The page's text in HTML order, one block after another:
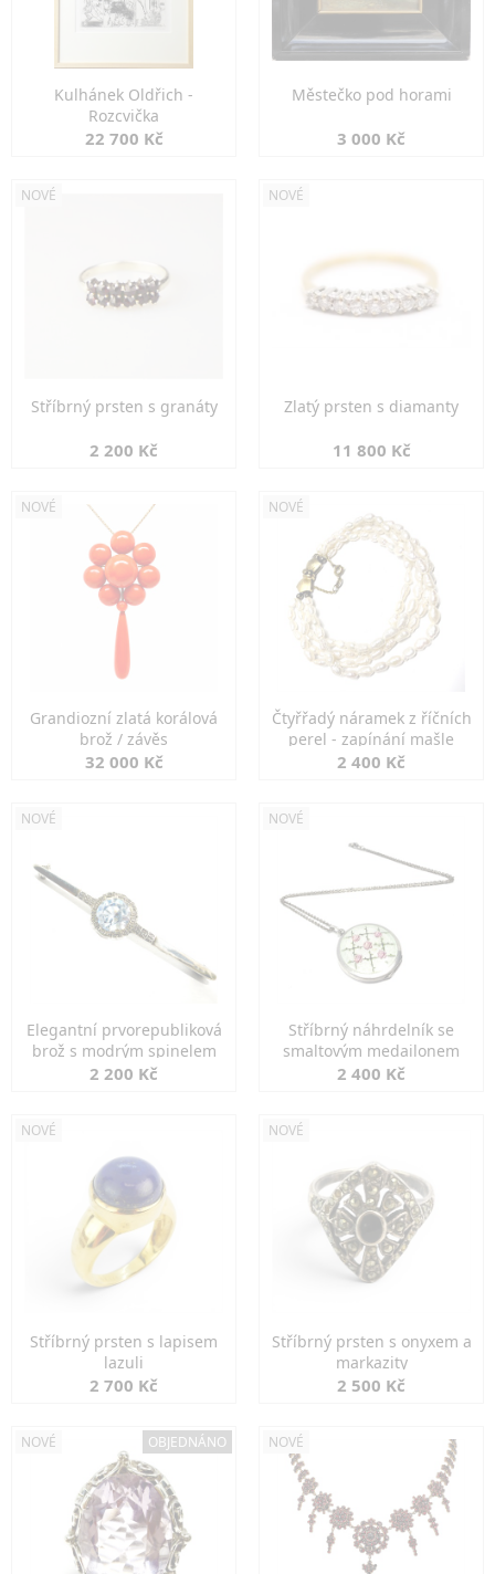
Kulhánek Oldřich -
Rozcvička
22 700 Kč
Městečko pod horami
3 000 Kč
NOVÉ
Stříbrný prsten s granáty
2 200 Kč
NOVÉ
Zlatý prsten s diamanty
11 800 Kč
NOVÉ
Grandiozní zlatá korálová
brož / závěs
32 000 Kč
NOVÉ
Čtyřřadý náramek z říčních
perel - zapínání mašle
2 400 Kč
NOVÉ
Elegantní prvorepubliková
brož s modrým spinelem
2 200 Kč
NOVÉ
Stříbrný náhrdelník se
smaltovým medailonem
2 400 Kč
NOVÉ
Stříbrný prsten s lapisem
lazuli
2 700 Kč
NOVÉ
Stříbrný prsten s onyxem a
markazity
2 500 Kč
NOVÉ OBJEDNÁNO NOVÉ